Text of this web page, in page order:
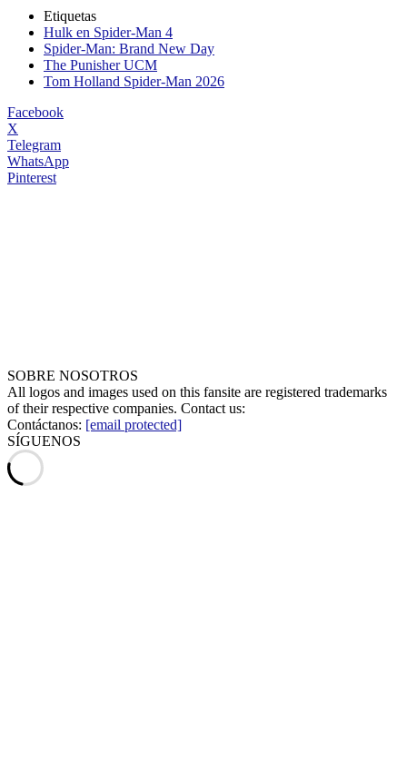
Etiquetas
Hulk en Spider-Man 4
Spider-Man: Brand New Day
The Punisher UCM
Tom Holland Spider-Man 2026
Facebook
X
Telegram
WhatsApp
Pinterest
SOBRE NOSOTROS
All logos and images used on this fansite are registered trademarks
of their respective companies. Contact us:
Contáctanos: [email protected]
SÍGUENOS